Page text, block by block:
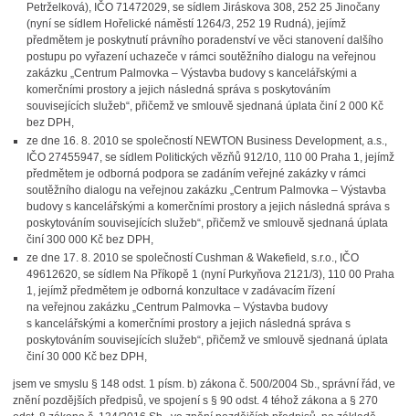
Petrželková), IČO 71472029, se sídlem Jiráskova 308, 252 25 Jinočany
(nyní se sídlem Hořelické náměstí 1264/3, 252 19 Rudná), jejímž
předmětem je poskytnutí právního poradenství ve věci stanovení dalšího
postupu po vyřazení uchazeče v rámci soutěžního dialogu na veřejnou
zakázku „Centrum Palmovka – Výstavba budovy s kancelářskými a
komerčními prostory a jejich následná správa s poskytováním
souvisejících služeb“, přičemž ve smlouvě sjednaná úplata činí 2 000 Kč
bez DPH,
ze dne 16. 8. 2010 se společností NEWTON Business Development, a.s.,
IČO 27455947, se sídlem Politických vězňů 912/10, 110 00 Praha 1, jejímž
předmětem je odborná podpora se zadáním veřejné zakázky v rámci
soutěžního dialogu na veřejnou zakázku „Centrum Palmovka – Výstavba
budovy s kancelářskými a komerčními prostory a jejich následná správa s
poskytováním souvisejících služeb“, přičemž ve smlouvě sjednaná úplata
činí 300 000 Kč bez DPH,
ze dne 17. 8. 2010 se společností Cushman & Wakefield, s.r.o., IČO
49612620, se sídlem Na Příkopě 1 (nyní Purkyňova 2121/3), 110 00 Praha
1, jejímž předmětem je odborná konzultace v zadávacím řízení
na veřejnou zakázku „Centrum Palmovka – Výstavba budovy
s kancelářskými a komerčními prostory a jejich následná správa s
poskytováním souvisejících služeb“, přičemž ve smlouvě sjednaná úplata
činí 30 000 Kč bez DPH,
jsem ve smyslu § 148 odst. 1 písm. b) zákona č. 500/2004 Sb., správní řád, ve
znění pozdějších předpisů, ve spojení s § 90 odst. 4 téhož zákona a § 270